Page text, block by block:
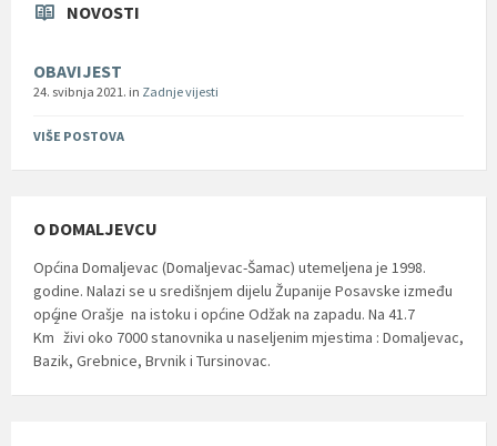
NOVOSTI
OBAVIJEST
24. svibnja 2021. in Zadnje vijesti
VIŠE POSTOVA
O DOMALJEVCU
Općina Domaljevac (Domaljevac-Šamac) utemeljena je 1998.
godine. Nalazi se u središnjem dijelu Županije Posavske između
općine Orašje na istoku i općine Odžak na zapadu. Na 41.7
Km
2
živi oko 7000 stanovnika u naseljenim mjestima : Domaljevac,
Bazik, Grebnice, Brvnik i Tursinovac.